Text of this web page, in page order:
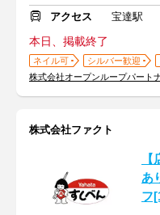
アクセス
宝達駅
本日、掲載終了
ネイル可 シルバー歓迎
株式会社オープンループパート
株式会社ファクト
あ
フ